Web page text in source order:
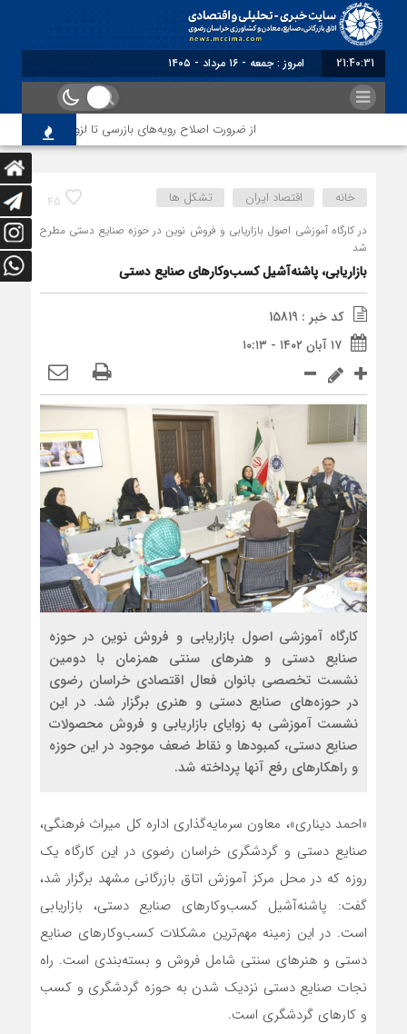
21:40:31 برابر با : Friday - 7 August - 2026
از ضرورت اصلاح رویه‌های بازرسی تا لزوم اصلاح حکمرانی
45 خانه اقتصاد ایران تشکل ها
در کارگاه آموزشی اصول بازاریابی و فروش نوین در حوزه صنایع دستی مطرح
شد
بازاریابی، پاشنه‌آشیل کسب‌وکارهای صنایع دستی
کد خبر : 15819
۱۷ آبان ۱۴۰۲ - ۱۰:۱۳
کارگاه آموزشی اصول بازاریابی و فروش نوین در حوزه
صنایع دستی و هنرهای سنتی همزمان با دومین
نشست تخصصی بانوان فعال اقتصادی خراسان رضوی
در حوزه‌های صنایع دستی و هنری برگزار شد. در این
نشست آموزشی به زوایای بازاریابی و فروش محصولات
صنایع دستی، کمبودها و نقاط ضعف موجود در این حوزه
و راهکارهای رفع آنها پرداخته شد.
«احمد دیناری»، معاون سرمایه‌گذاری اداره کل میراث فرهنگی،
صنایع دستی و گردشگری خراسان رضوی در این کارگاه یک
روزه که در محل مرکز آموزش اتاق بازرگانی مشهد برگزار شد،
گفت: پاشنه‌آشیل کسب‌وکارهای صنایع دستی، بازاریابی
است. در این زمینه مهم‌ترین مشکلات کسب‌وکارهای صنایع
دستی و هنرهای سنتی شامل فروش و بسته‌بندی است. راه
نجات صنایع دستی نزدیک شدن به حوزه گردشگری و کسب
و کارهای گردشگری است.